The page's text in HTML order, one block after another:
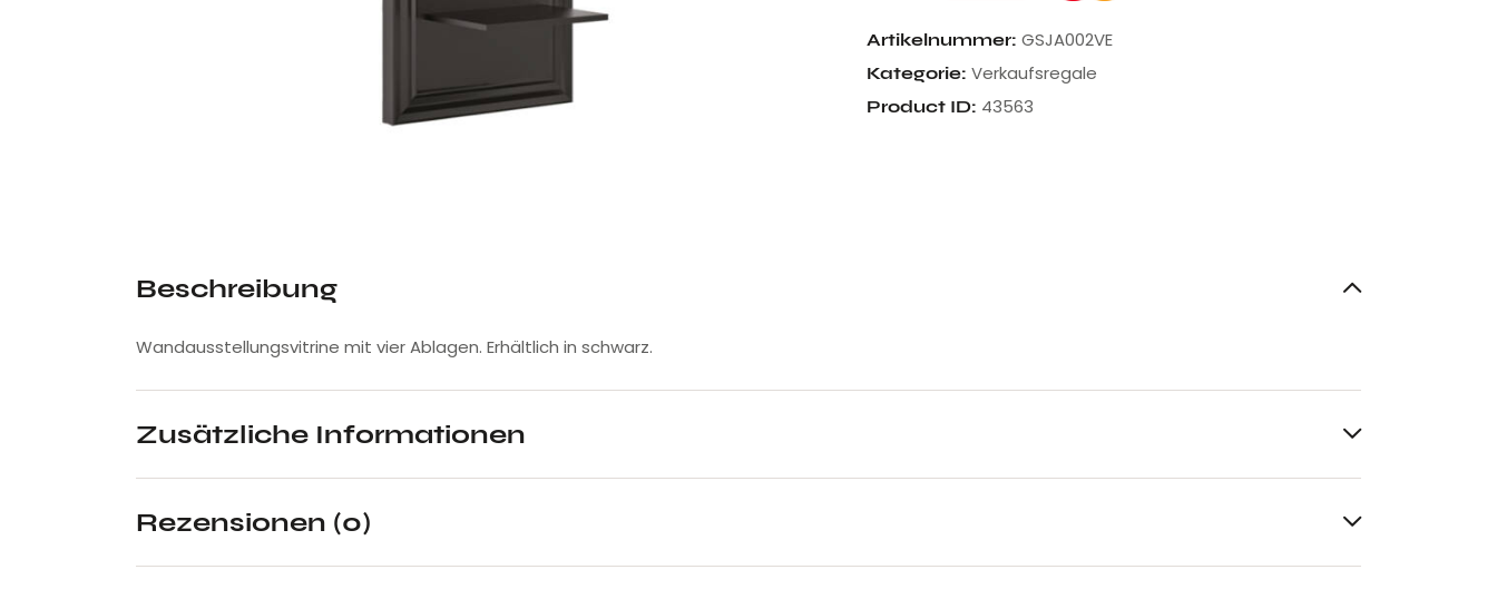
Artikelnummer: GSJA002VE
Kategorie: Verkaufsregale
Product ID: 43563
Beschreibung
Wandausstellungsvitrine mit vier Ablagen. Erhältlich in schwarz.
Zusätzliche Informationen
Rezensionen (0)